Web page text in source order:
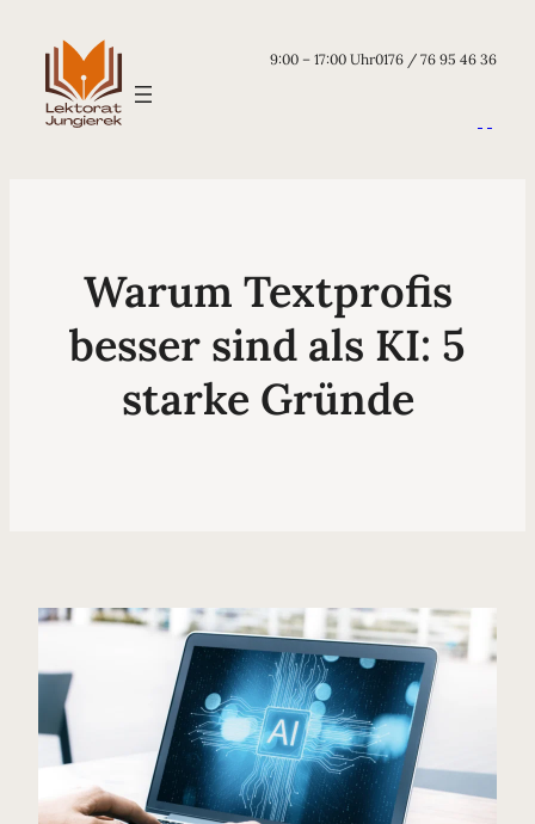
9:00 – 17:00 Uhr0176 / 76 95 46 36
Warum Textprofis
besser sind als KI: 5
starke Gründe